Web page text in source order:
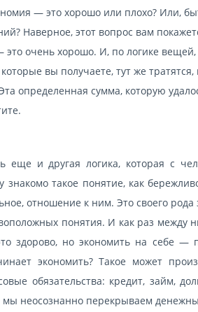
— это хорошо или плохо? Или,
Наверное, этот вопрос вам
это очень хорошо. И, по логике
вы получаете, тут же
определенная сумма, которую
еще и другая логика, которая с
знакомо такое понятие, как
отношение к ним. Это своего
понятия. И как раз между
здорово, но экономить на себе —
экономить? Такое может
обязательства: кредит, займ,
неосознанно перекрываем